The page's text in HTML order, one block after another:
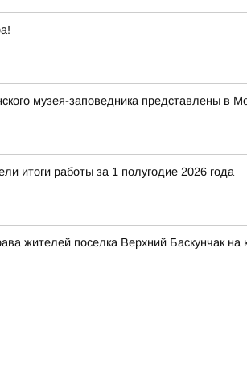
музея-заповедника представлены в
итоги работы за 1 полугодие 2026 года
жителей поселка Верхний Баскунчак на